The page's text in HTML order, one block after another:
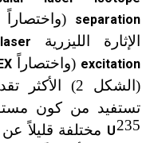
separation
(واختصاراً
الإثارة الليزرية
excitation (واختصاراً
(الشكل 2)
تستفيد من كون
235
U مختلفة قليلاً